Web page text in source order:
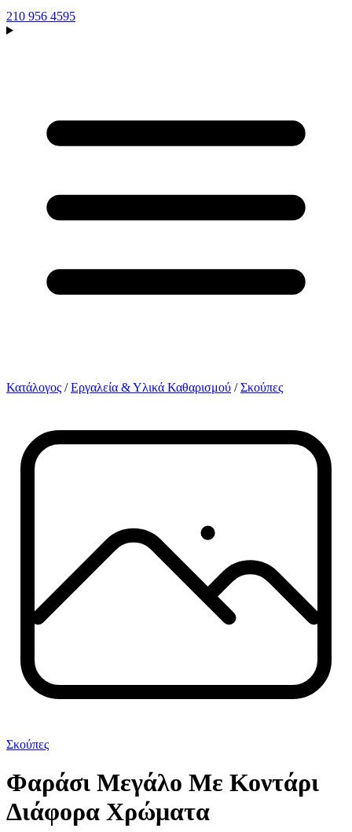
210 956 4595
Κατάλογος / Εργαλεία & Υλικά Καθαρισμού / Σκούπες
Σκούπες
Φαράσι Μεγάλο Με Κοντάρι
Διάφορα Χρώματα